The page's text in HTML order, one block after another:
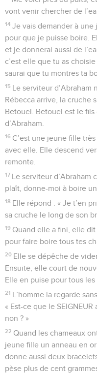
vont venir chercher de
14 Je vais demander à
pour que je puisse boire.
et je donnerai aussi de
c’est elle que tu as
saurai que tu montres ta
15 Le serviteur d’Abraham
Rébecca arrive, la cruche
Betouel. Betouel est le
d’Abraham.
16 C’est une jeune fille
avec elle. Elle descend
remonte.
17 Le serviteur d’Abraham
plaît, donne-moi à boire
18 Elle répond : « Je t’en
sa cruche le long de son
19 Quand elle a fini, elle dit
pour faire boire tous tes
20 Elle se dépêche de
Ensuite, elle court de
Elle en puise pour tous les
21 L’homme la regarde
« Est-ce que le
non ? »
22 Quand les chameaux
jeune fille un anneau en
donne aussi deux
pèse plus de cent